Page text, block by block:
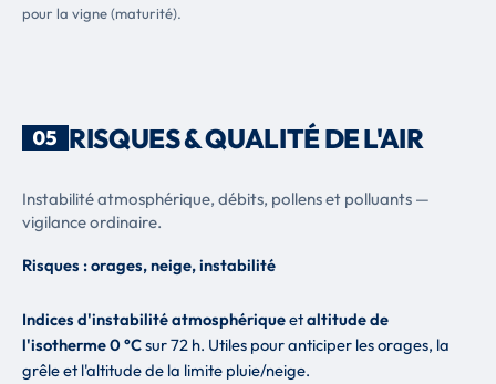
pour la vigne (maturité).
05 RISQUES & QUALITÉ DE L'AIR
Instabilité atmosphérique, débits, pollens et polluants —
vigilance ordinaire.
Risques : orages, neige, instabilité
Indices d'instabilité atmosphériqueetaltitude de
l'isotherme 0 °Csur 72 h. Utiles pour anticiper les orages, la
grêle et l'altitude de la limite pluie/neige.